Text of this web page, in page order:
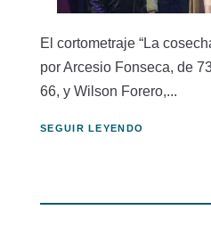
El cortometraje “La
por Arcesio Fonseca, de
66, y Wilson Forero,...
SEGUIR LEYENDO